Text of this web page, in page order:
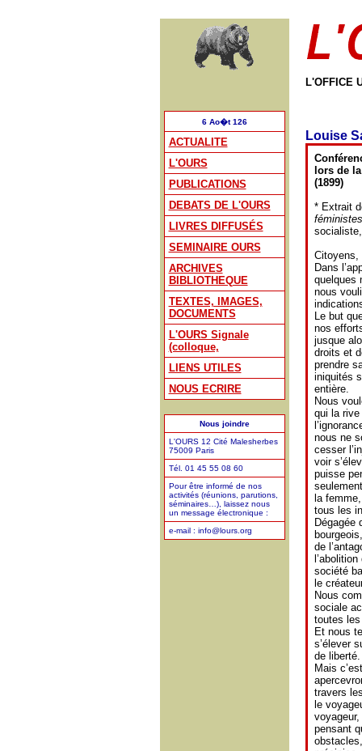
6 Ao�t 126
ACTUALITE
L'OURS
PUBLICATIONS
DEBATS DE L'OURS
LIVRES DIFFUSÉS
SEMINAIRE OURS
ARCHIVES
BIBLIOTHEQUE
TEXTES, IMAGES,
DOCUMENTS
L'OURS Signale
(colloque,
LIENS UTILES
NOUS ECRIRE
Nous joindre
L'OURS 12 Cité Malesherbes
75009 Paris
Tél. 01 45 55 08 60
Pour être informé de nos
activités (réunions, parutions,
séminaires…), laissez nous
un message électronique :
e-mail : info@lours.org
L'OFFICE
Louise
lors de
(1899)
* Extrait
Citoyens,
Dans
quelques
nous
Le but
nos
jusque
droits et
prendre
iniquités
entière.
Nous
qui la rive
nous ne
cesser
voir
puisse
la
tous les
Dégagée
de
société
le
Nous
sociale
toutes
Et nous
s’élever
de liberté.
Mais
travers
le
pensant